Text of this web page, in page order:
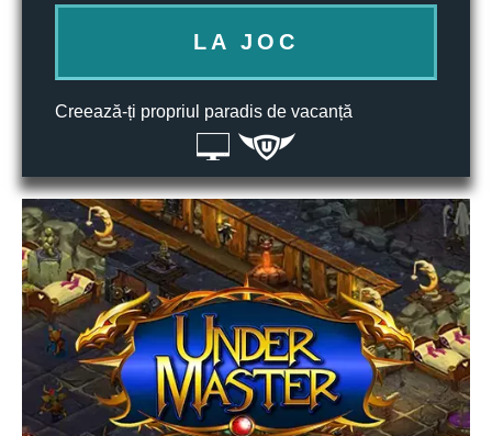
LA JOC
Creează-ți propriul paradis de vacanță